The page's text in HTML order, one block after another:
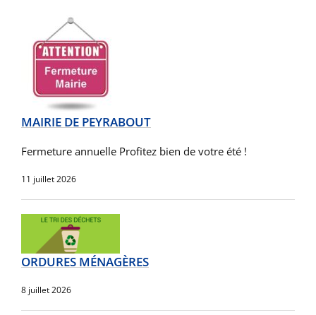
MAIRIE DE PEYRABOUT
Fermeture annuelle Profitez bien de votre été !
11 juillet 2026
ORDURES MÉNAGÈRES
8 juillet 2026